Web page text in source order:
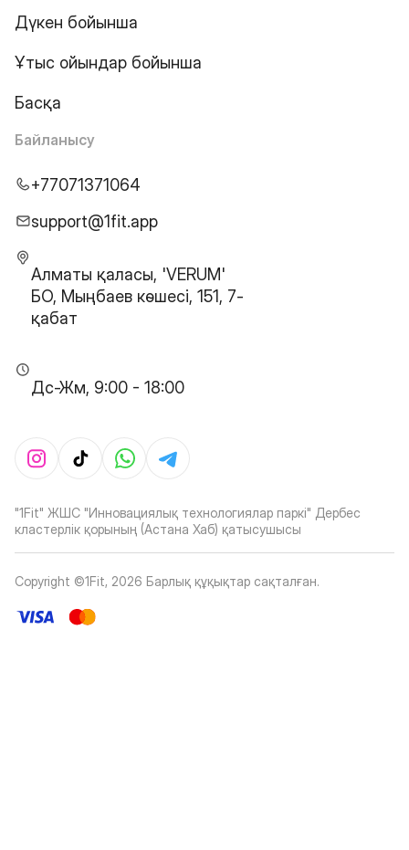
Дүкен бойынша
Ұтыс ойындар бойынша
Басқа
Байланысу
+77071371064
support@1fit.app
Алматы қаласы, 'VERUM'
БО, Мыңбаев көшесі, 151, 7-
қабат
Дс-Жм, 9:00 - 18:00
"1Fit" ЖШС "Инновациялық технологиялар паркі" Дербес
кластерлік қорының (Астана Хаб) қатысушысы
Copyright ©1Fit, 2026 Барлық құқықтар сақталған.